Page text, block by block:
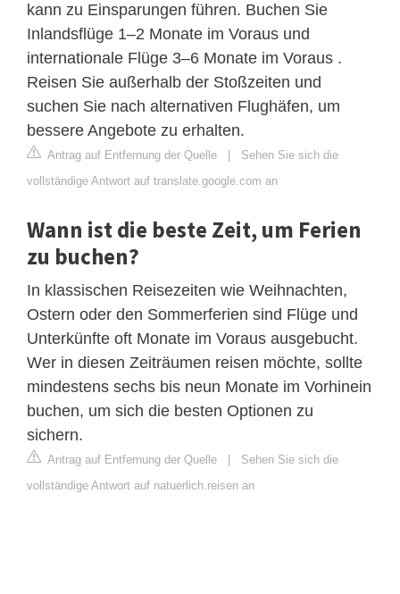
kann zu Einsparungen führen. Buchen Sie
Inlandsflüge 1–2 Monate im Voraus und
internationale Flüge 3–6 Monate im Voraus .
Reisen Sie außerhalb der Stoßzeiten und
suchen Sie nach alternativen Flughäfen, um
bessere Angebote zu erhalten.
Antrag auf Entfernung der Quelle
Sehen Sie sich die
vollständige Antwort auf translate.google.com an
Wann ist die beste Zeit, um Ferien
zu buchen?
In klassischen Reisezeiten wie Weihnachten,
Ostern oder den Sommerferien sind Flüge und
Unterkünfte oft Monate im Voraus ausgebucht.
Wer in diesen Zeiträumen reisen möchte, sollte
mindestens sechs bis neun Monate im Vorhinein
buchen, um sich die besten Optionen zu
sichern.
Antrag auf Entfernung der Quelle
Sehen Sie sich die
vollständige Antwort auf natuerlich.reisen an